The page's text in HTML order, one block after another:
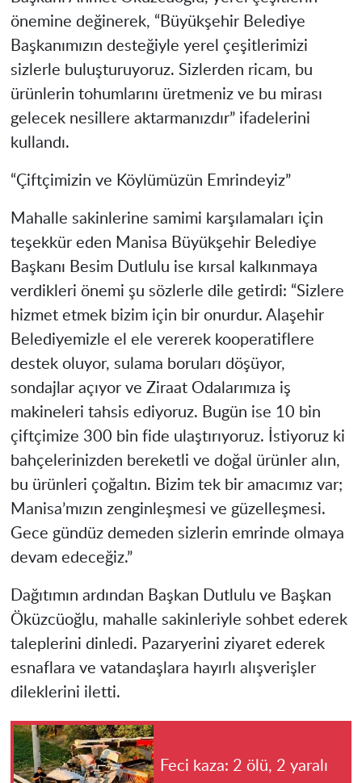
önemine değinerek, “Büyükşehir Belediye
Başkanımızın desteğiyle yerel çeşitlerimizi
sizlerle buluşturuyoruz. Sizlerden ricam, bu
ürünlerin tohumlarını üretmeniz ve bu mirası
gelecek nesillere aktarmanızdır” ifadelerini
kullandı.
“Çiftçimizin ve Köylümüzün Emrindeyiz”
Mahalle sakinlerine samimi karşılamaları için
teşekkür eden Manisa Büyükşehir Belediye
Başkanı Besim Dutlulu ise kırsal kalkınmaya
verdikleri önemi şu sözlerle dile getirdi: “Sizlere
hizmet etmek bizim için bir onurdur. Alaşehir
Belediyemizle el ele vererek kooperatiflere
destek oluyor, sulama boruları döşüyor,
sondajlar açıyor ve Ziraat Odalarımıza iş
makineleri tahsis ediyoruz. Bugün ise 10 bin
çiftçimize 300 bin fide ulaştırıyoruz. İstiyoruz ki
bahçelerinizden bereketli ve doğal ürünler alın,
bu ürünleri çoğaltın. Bizim tek bir amacımız var;
Manisa’mızın zenginleşmesi ve güzelleşmesi.
Gece gündüz demeden sizlerin emrinde olmaya
devam edeceğiz.”
Dağıtımın ardından Başkan Dutlulu ve Başkan
Öküzcüoğlu, mahalle sakinleriyle sohbet ederek
taleplerini dinledi. Pazaryerini ziyaret ederek
esnaflara ve vatandaşlara hayırlı alışverişler
dileklerini iletti.
Feci kaza: 2 ölü, 2 yaralı